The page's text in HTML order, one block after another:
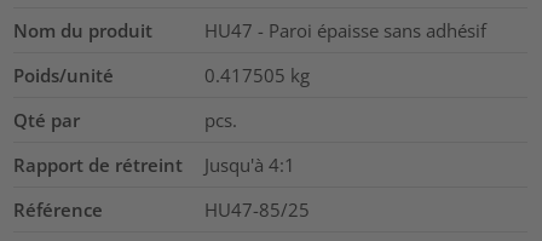
Nom du produit
HU47 - Paroi épaisse sans adhésif
Poids/unité
0.417505 kg
Qté par
pcs.
Rapport de rétreint
Jusqu'à 4:1
Référence
HU47-85/25